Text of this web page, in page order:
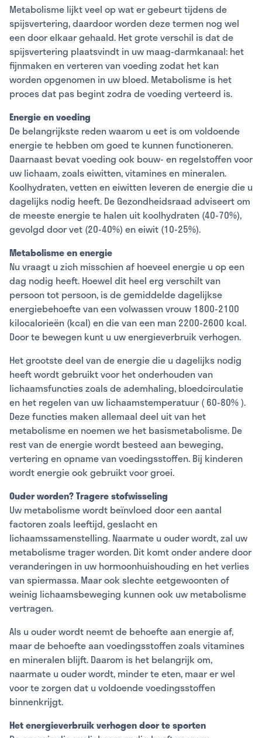
Metabolisme lijkt veel op wat er gebeurt tijdens de
spijsvertering, daardoor worden deze termen nog wel
een door elkaar gehaald. Het grote verschil is dat de
spijsvertering plaatsvindt in uw maag-darmkanaal: het
fijnmaken en verteren van voeding zodat het kan
worden opgenomen in uw bloed. Metabolisme is het
proces dat pas begint zodra de voeding verteerd is.
Energie en voeding
De belangrijkste reden waarom u eet is om voldoende
energie te hebben om goed te kunnen functioneren.
Daarnaast bevat voeding ook bouw- en regelstoffen voor
uw lichaam, zoals eiwitten, vitamines en mineralen.
Koolhydraten, vetten en eiwitten leveren de energie die u
dagelijks nodig heeft. De Gezondheidsraad adviseert om
de meeste energie te halen uit koolhydraten (40-70%),
gevolgd door vet (20-40%) en eiwit (10-25%).
Metabolisme en energie
Nu vraagt u zich misschien af hoeveel energie u op een
dag nodig heeft. Hoewel dit heel erg verschilt van
persoon tot persoon, is de gemiddelde dagelijkse
energiebehoefte van een volwassen vrouw 1800-2100
kilocalorieën (kcal) en die van een man 2200-2600 kcal.
Door te bewegen kunt u uw energieverbruik verhogen.
Het grootste deel van de energie die u dagelijks nodig
heeft wordt gebruikt voor het onderhouden van
lichaamsfuncties zoals de ademhaling, bloedcirculatie
en het regelen van uw lichaamstemperatuur ( 60-80% ).
Deze functies maken allemaal deel uit van het
metabolisme en noemen we het basismetabolisme. De
rest van de energie wordt besteed aan beweging,
vertering en opname van voedingsstoffen. Bij kinderen
wordt energie ook gebruikt voor groei.
Ouder worden? Tragere stofwisseling
Uw metabolisme wordt beïnvloed door een aantal
factoren zoals leeftijd, geslacht en
lichaamssamenstelling. Naarmate u ouder wordt, zal uw
metabolisme trager worden. Dit komt onder andere door
veranderingen in uw hormoonhuishouding en het verlies
van spiermassa. Maar ook slechte eetgewoonten of
weinig lichaamsbeweging kunnen ook uw metabolisme
vertragen.
Als u ouder wordt neemt de behoefte aan energie af,
maar de behoefte aan voedingsstoffen zoals vitamines
en mineralen blijft. Daarom is het belangrijk om,
naarmate u ouder wordt, minder te eten, maar er wel
voor te zorgen dat u voldoende voedingsstoffen
binnenkrijgt.
Het energieverbruik verhogen door te sporten